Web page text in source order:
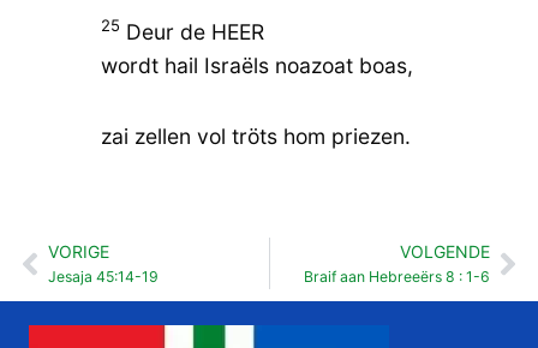
25 Deur de HEER
wordt hail Israëls noazoat boas,
zai zellen vol tröts hom priezen.
Vorige
VORIGE
Jesaja 45:14-19
VOLGENDE
Braif aan Hebreeërs 8 : 1-6